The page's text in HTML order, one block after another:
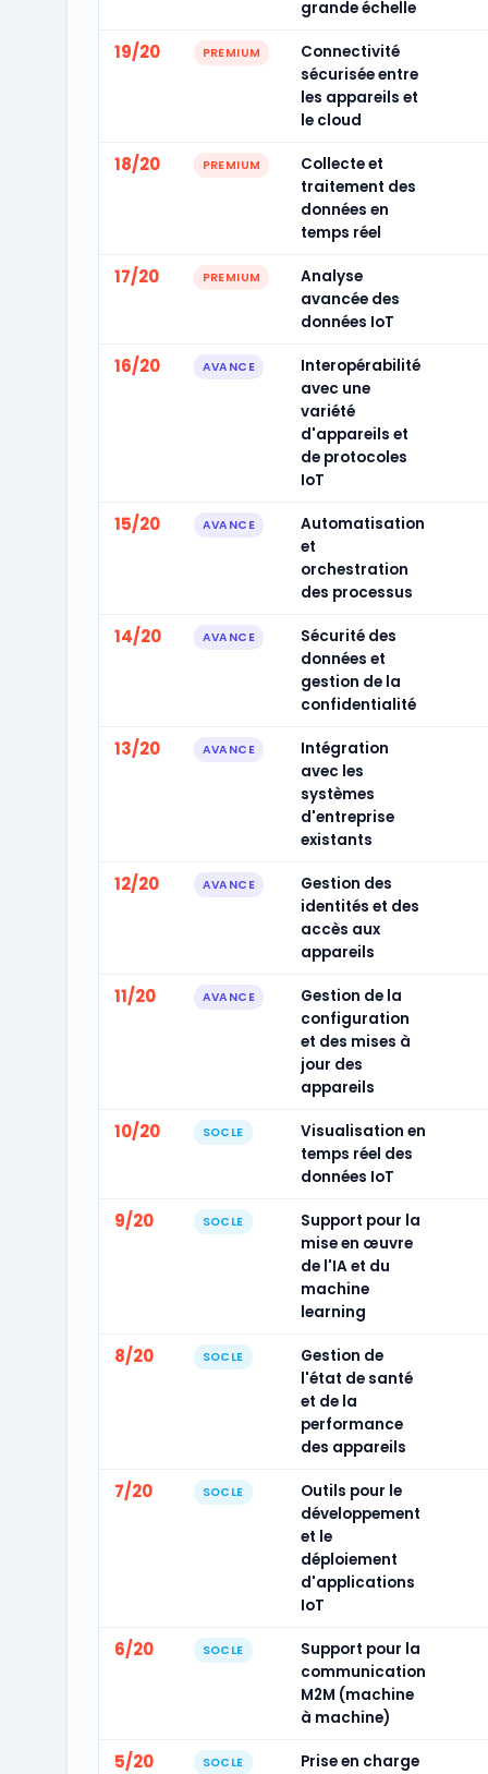
grande échelle
19/20 PREMIUM
Connectivité
sécurisée entre
les appareils et
le cloud
18/20 PREMIUM
Collecte et
traitement des
données en
temps réel
17/20 PREMIUM
Analyse
avancée des
données IoT
16/20 AVANCE
Interopérabilité
avec une
variété
d'appareils et
de protocoles
IoT
15/20 AVANCE
Automatisation
et
orchestration
des processus
14/20 AVANCE
Sécurité des
données et
gestion de la
confidentialité
13/20 AVANCE
Intégration
avec les
systèmes
d'entreprise
existants
12/20 AVANCE
Gestion des
identités et des
accès aux
appareils
11/20 AVANCE
Gestion de la
configuration
et des mises à
jour des
appareils
10/20 SOCLE
Visualisation en
temps réel des
données IoT
9/20 SOCLE
Support pour la
mise en œuvre
de l'IA et du
machine
learning
8/20 SOCLE
Gestion de
l'état de santé
et de la
performance
des appareils
7/20 SOCLE
Outils pour le
développement
et le
déploiement
d'applications
IoT
6/20 SOCLE
Support pour la
communication
M2M (machine
à machine)
5/20 SOCLE Prise en charge